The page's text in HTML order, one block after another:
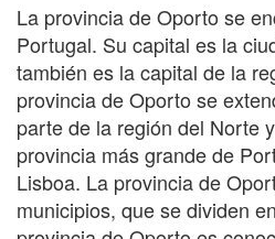
La provincia de Oporto se
Portugal. Su capital es la
también es la capital de la
provincia de Oporto se
parte de la región del Norte
provincia más grande de
Lisboa. La provincia de
municipios, que se dividen